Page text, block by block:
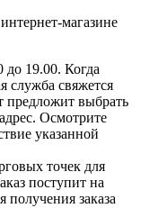
магазине
до 19.00. Когда
служба свяжется
предложит выбрать
Осмотрите
указанной
точек для
поступит на
получения заказа